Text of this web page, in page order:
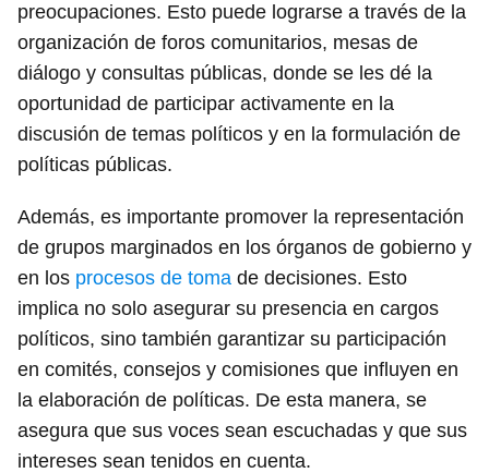
preocupaciones. Esto puede lograrse a través de la
organización de foros comunitarios, mesas de
diálogo y consultas públicas, donde se les dé la
oportunidad de participar activamente en la
discusión de temas políticos y en la formulación de
políticas públicas.
Además, es importante promover la representación
de grupos marginados en los órganos de gobierno y
en los procesos de toma de decisiones. Esto
implica no solo asegurar su presencia en cargos
políticos, sino también garantizar su participación
en comités, consejos y comisiones que influyen en
la elaboración de políticas. De esta manera, se
asegura que sus voces sean escuchadas y que sus
intereses sean tenidos en cuenta.